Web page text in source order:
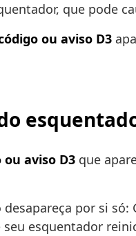
que pode
ou aviso D3
aviso D3 que
por si
esquentador